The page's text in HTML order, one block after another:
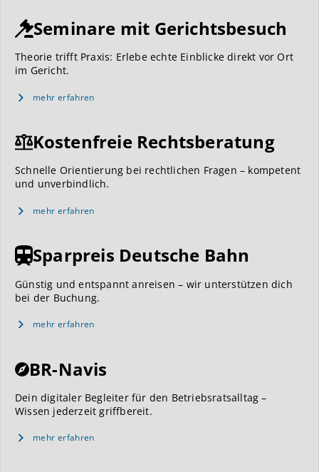
Seminare mit Gerichtsbesuch
Theorie trifft Praxis: Erlebe echte Einblicke direkt vor Ort
im Gericht.
mehr erfahren
Kostenfreie Rechtsberatung
Schnelle Orientierung bei rechtlichen Fragen – kompetent
und unverbindlich.
mehr erfahren
Sparpreis Deutsche Bahn
Günstig und entspannt anreisen – wir unterstützen dich
bei der Buchung.
mehr erfahren
BR-Navis
Dein digitaler Begleiter für den Betriebsratsalltag –
Wissen jederzeit griffbereit.
mehr erfahren